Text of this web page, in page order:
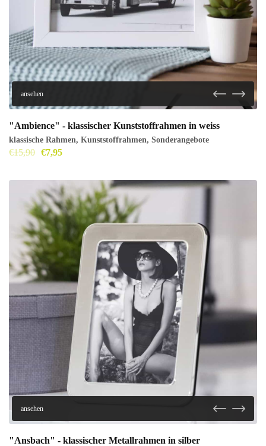
ansehen
"Ambience" - klassischer Kunststoffrahmen in weiss
klassische Rahmen, Kunststoffrahmen, Sonderangebote
€15,90 €7,95
ansehen
"Ansbach" - klassischer Metallrahmen in silber